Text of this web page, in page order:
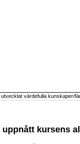
värdefulla kunskaper/
kursens